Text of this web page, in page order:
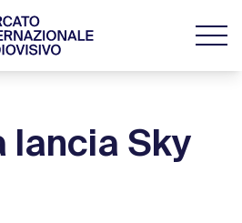
lancia Sky